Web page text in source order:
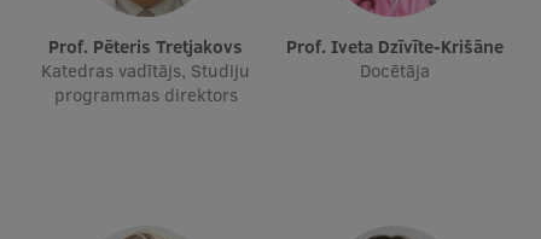
EURAXESS RSU kontaktpunkts
EATRIS koordinators Latvijā
Prof. Pēteris Tretjakovs
Katedras vadītājs, Studiju
programmas direktors
Prof. Iveta Dzīvīte-Krišāne
Docētāja